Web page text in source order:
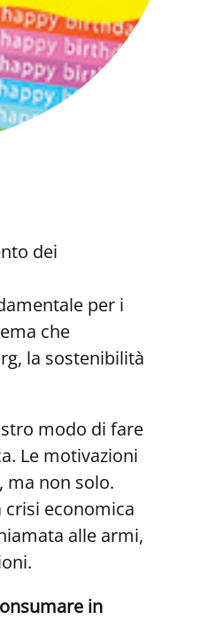
dei
per i
che
la sostenibilità
modo di fare
Le motivazioni
ma non solo.
crisi economica
alle armi,
in